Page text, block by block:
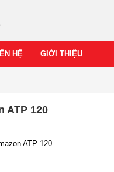
HỆ GIỚI THIỆU
ATP 120
ATP 120